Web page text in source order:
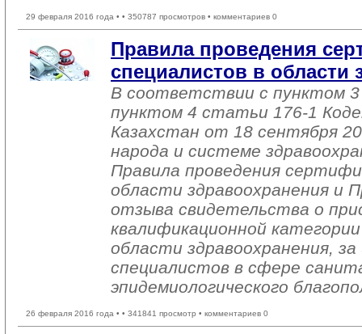
29 февраля 2016 года • • 350787 просмотров • комментариев 0
Правила проведения
специалистов в области
В соответствии с пунктом
пунктом 4 статьи 176-1
Казахстан от 18 сентября
народа и системе
Правила проведения
области здравоохранения и
отзыва свидетельства о
квалификационной
области здравоохранения,
специалистов в сфере
эпидемиологического
26 февраля 2016 года • • 341841 просмотр • комментариев 0